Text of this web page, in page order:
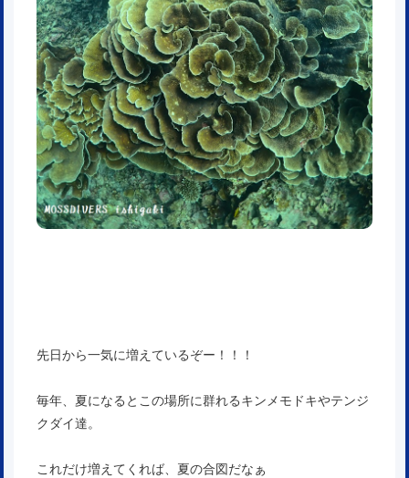
先日から一気に増えているぞー！！！
毎年、夏になるとこの場所に群れるキンメモドキやテンジ
クダイ達。
これだけ増えてくれば、夏の合図だなぁ